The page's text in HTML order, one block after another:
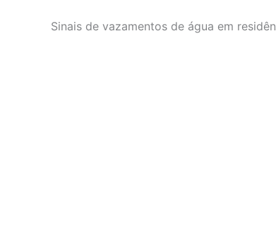
Sinais de vazamentos de água em